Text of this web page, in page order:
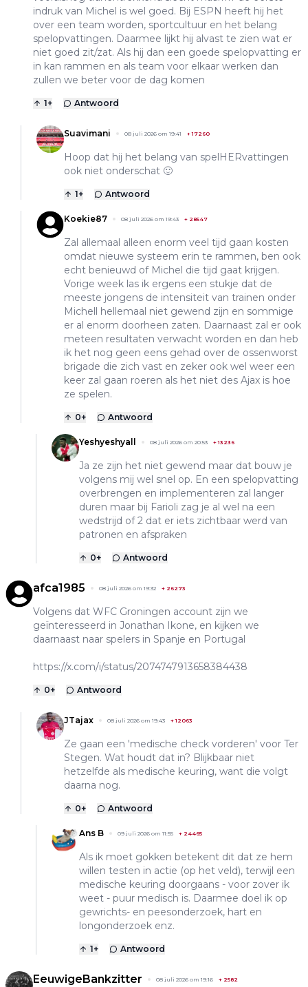
indruk van Michel is wel goed. Bij ESPN heeft hij het
over een team worden, sportcultuur en het belang
spelopvattingen. Daarmee lijkt hij alvast te zien wat er
niet goed zit/zat. Als hij dan een goede spelopvatting er
in kan rammen en als team voor elkaar werken dan
zullen we beter voor de dag komen
1+ Antwoord
Suavimani 08 juli 2026 om 19:41 +17260
Hoop dat hij het belang van spelHERvattingen
ook niet onderschat 🙂
1+ Antwoord
Koekie87 08 juli 2026 om 19:43 + 28547
Zal allemaal alleen enorm veel tijd gaan kosten
omdat nieuwe systeem erin te rammen, ben ook
echt benieuwd of Michel die tijd gaat krijgen.
Vorige week las ik ergens een stukje dat de
meeste jongens de intensiteit van trainen onder
Michell hellemaal niet gewend zijn en sommige
er al enorm doorheen zaten. Daarnaast zal er ook
meteen resultaten verwacht worden en dan heb
ik het nog geen eens gehad over de ossenworst
brigade die zich vast en zeker ook wel weer een
keer zal gaan roeren als het niet des Ajax is hoe
ze spelen.
0+ Antwoord
Yeshyeshyall 08 juli 2026 om 20:53 +13236
Ja ze zijn het niet gewend maar dat bouw je
volgens mij wel snel op. En een spelopvatting
overbrengen en implementeren zal langer
duren maar bij Farioli zag je al wel na een
wedstrijd of 2 dat er iets zichtbaar werd van
patronen en afspraken
0+ Antwoord
afca1985 08 juli 2026 om 19:32 + 26273
Volgens dat WFC Groningen account zijn we
geïnteresseerd in Jonathan Ikone, en kijken we
daarnaast naar spelers in Spanje en Portugal
https://x.com/i/status/2074747913658384438
0+ Antwoord
JTajax 08 juli 2026 om 19:43 +12063
Ze gaan een 'medische check vorderen' voor Ter
Stegen. Wat houdt dat in? Blijkbaar niet
hetzelfde als medische keuring, want die volgt
daarna nog.
0+ Antwoord
Ans B 09 juli 2026 om 11:55 + 24465
Als ik moet gokken betekent dit dat ze hem
willen testen in actie (op het veld), terwijl een
medische keuring doorgaans - voor zover ik
weet - puur medisch is. Daarmee doel ik op
gewrichts- en peesonderzoek, hart en
longonderzoek enz.
1+ Antwoord
EeuwigeBankzitter 08 juli 2026 om 19:16 + 2582